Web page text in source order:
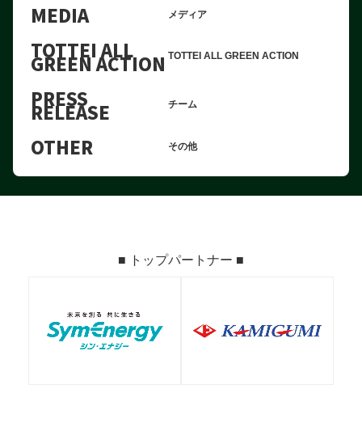
MEDIA メディア
TOTTEI ALL
GREEN ACTION TOTTEI ALL GREEN ACTION
PRESS
RELEASE チーム
OTHER その他
■ トップパートナー ■